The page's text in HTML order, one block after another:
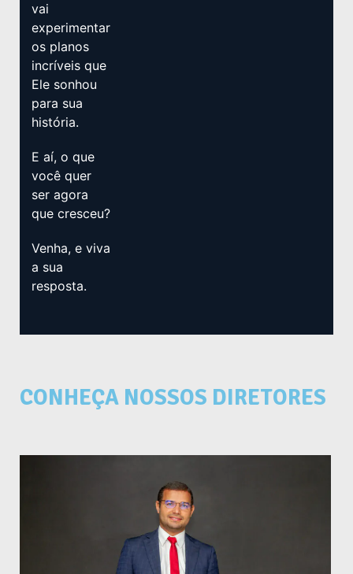
vai
experimentar
os planos
incríveis que
Ele sonhou
para sua
história.
E aí, o que
você quer
ser agora
que cresceu?
Venha, e viva
a sua
resposta.
CONHEÇA NOSSOS DIRETORES